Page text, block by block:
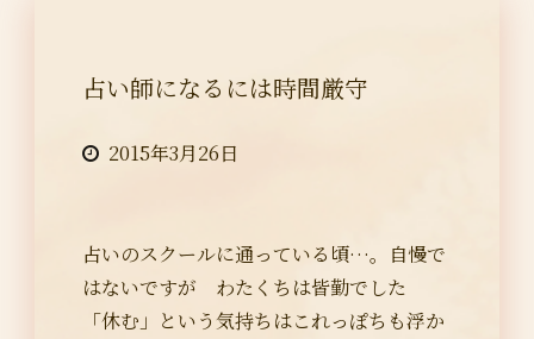
占い師になるには時間厳守
2015年3月26日
占いのスクールに通っている頃…。自慢で
はないですが わたくちは皆勤でした
「休む」という気持ちはこれっぽちも浮か